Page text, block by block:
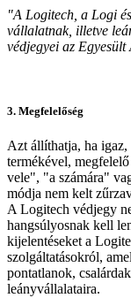
"A Logitech, a Logi
vállalatnak, illetve
védjegyei az
3. Megfelelőség
Azt állíthatja, ha
termékével,
vele", "a számára"
módja nem kelt
A Logitech védjegy
hangsúlyosnak kell
kijelentéseket a
szolgáltatásokról,
pontatlanok,
leányvállalataira.